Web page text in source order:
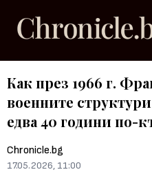
Как през 1966 г.
военните
едва 40 години по-
Chronicle.bg
17.05.2026, 11:00